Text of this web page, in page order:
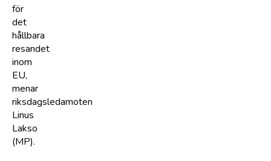
för
det
hållbara
resandet
inom
EU,
menar
riksdagsledamoten
Linus
Lakso
(MP).